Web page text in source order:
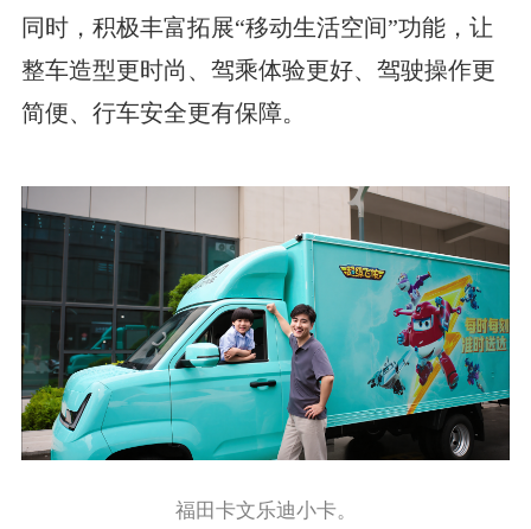
同时，积极丰富拓展“移动生活空间”功能，让
整车造型更时尚、驾乘体验更好、驾驶操作更
简便、行车安全更有保障。
福田卡文乐迪小卡。